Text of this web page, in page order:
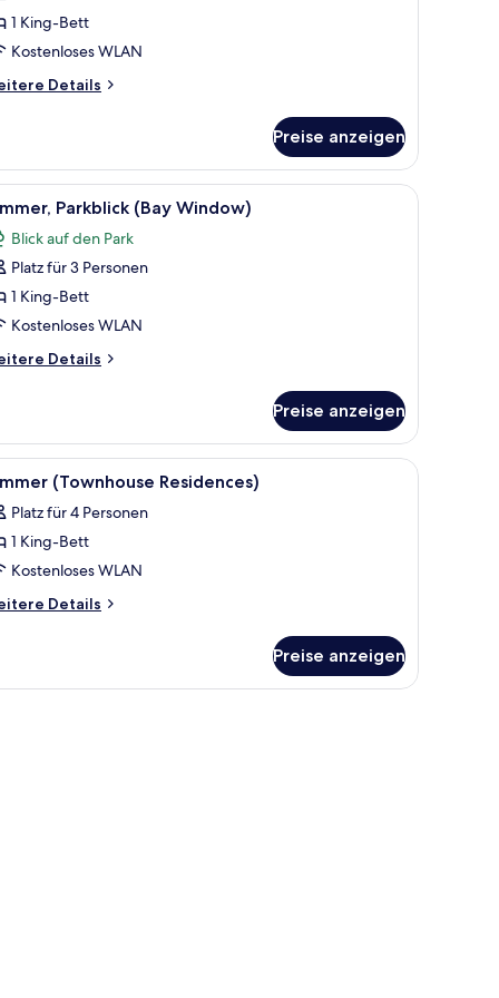
1 King-Bett
Kostenloses WLAN
Details
Preise anzeigen
Bett, einem Schreibtisch, einem Stuhl und einem Vorhangfenster.
Ein Hotelzimmer mit einem großen Bett,
6 Parkblick (Bay Window)
Blick auf den Park
Platz für 3 Personen
1 King-Bett
Kostenloses WLAN
Details
Preise anzeigen
Bademäntel, Hausschuhe 1 Schlafzimmer, Bettwäsche aus ägyptischer
9 (Townhouse Residences)
Platz für 4 Personen
1 King-Bett
Kostenloses WLAN
Details
Preise anzeigen